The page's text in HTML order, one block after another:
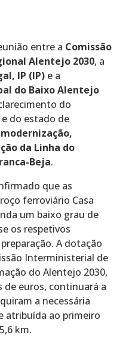
entre a Comissão
Alentejo 2030, a
IP (IP) e a
do Baixo Alentejo
do
do estado de
da Linha do
Beja.
que as
ferroviário Casa
um baixo grau de
os respetivos
A dotação
Interministerial de
do Alentejo 2030,
de euros, continuará a
a necessária
atribuída ao primeiro
km.